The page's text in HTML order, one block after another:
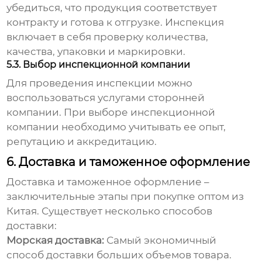
убедиться, что продукция соответствует
контракту и готова к отгрузке. Инспекция
включает в себя проверку количества,
качества, упаковки и маркировки.
5.3. Выбор инспекционной компании
Для проведения инспекции можно
воспользоваться услугами сторонней
компании. При выборе инспекционной
компании необходимо учитывать ее опыт,
репутацию и аккредитацию.
6. Доставка и таможенное оформление
Доставка и таможенное оформление –
заключительные этапы при покупке оптом из
Китая. Существует несколько способов
доставки:
Морская доставка: Самый экономичный
способ доставки больших объемов товара.